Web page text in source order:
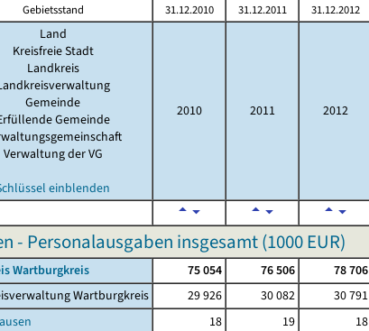
Gebietsstand 31.12.2010 31.12.2011 31.12.2012
Land
Kreisfreie Stadt
Landkreis
Gemeinde
Gemeinde
Verwaltung der VG
einblenden
2010 2011 2012
- Personalausgaben insgesamt (1000 EUR)
Wartburgkreis 75 054 76 506 78 706
Wartburgkreis
29 926 30 082 30 791
18 19
18